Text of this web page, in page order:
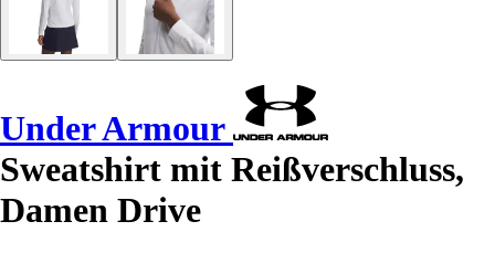
Under Armour
Sweatshirt mit Reißverschluss,
Damen Drive